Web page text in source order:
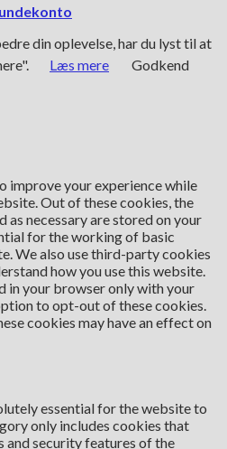
din oplevelse, har du lyst til at
Læs mere Godkend
improve your experience while
Out of these cookies, the
necessary are stored on your
for the working of basic
We also use third-party cookies
how you use this website.
in your browser only with your
to opt-out of these cookies.
cookies may have an effect on
essential for the website to
only includes cookies that
and security features of the